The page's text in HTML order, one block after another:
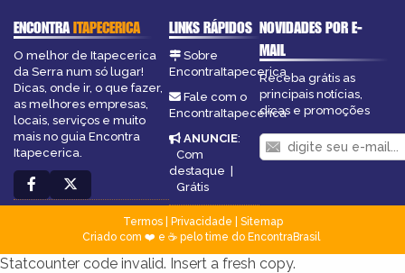
ENCONTRAITAPECERICA
O melhor de Itapecerica
da Serra num só lugar!
Dicas, onde ir, o que fazer,
as melhores empresas,
locais, serviços e muito
mais no guia Encontra
Itapecerica.
LINKS RÁPIDOS
Sobre
EncontraItapecerica
Fale com o
EncontraItapecerica
ANUNCIE:
Com
destaque |
Grátis
NOVIDADES POR E-
MAIL
Receba grátis as
principais notícias,
dicas e promoções
Termos| Privacidade
Sitemap
Criado com ❤️ e ☕ pelo time do EncontraBrasil
Statcounter code invalid. Insert a fresh copy.